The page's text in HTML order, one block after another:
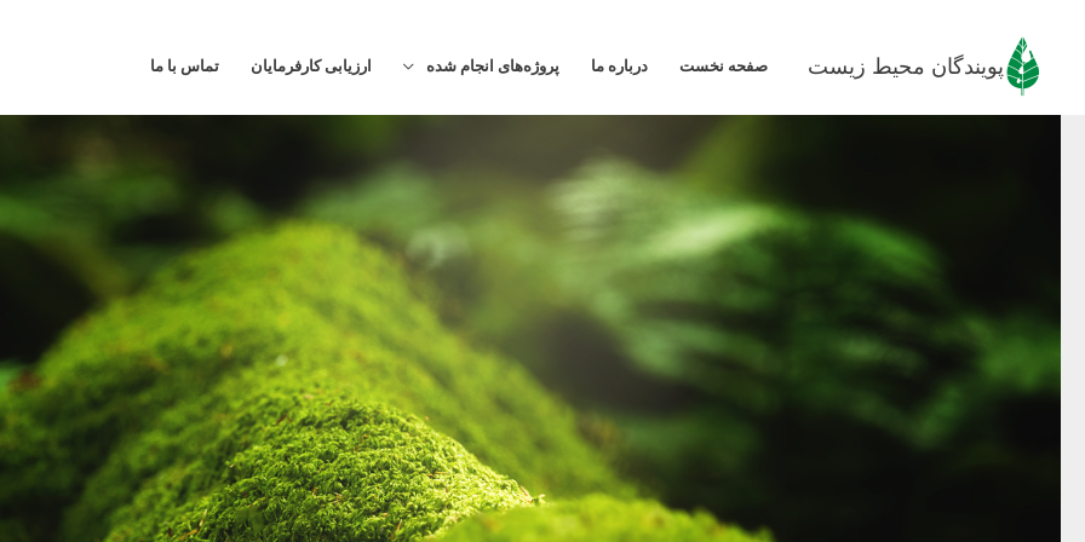
پویندگان محیط زیست صفحه نخست درباره ما پروژه‌های انجام شده ارزیابی کارفرمایان تماس با ما